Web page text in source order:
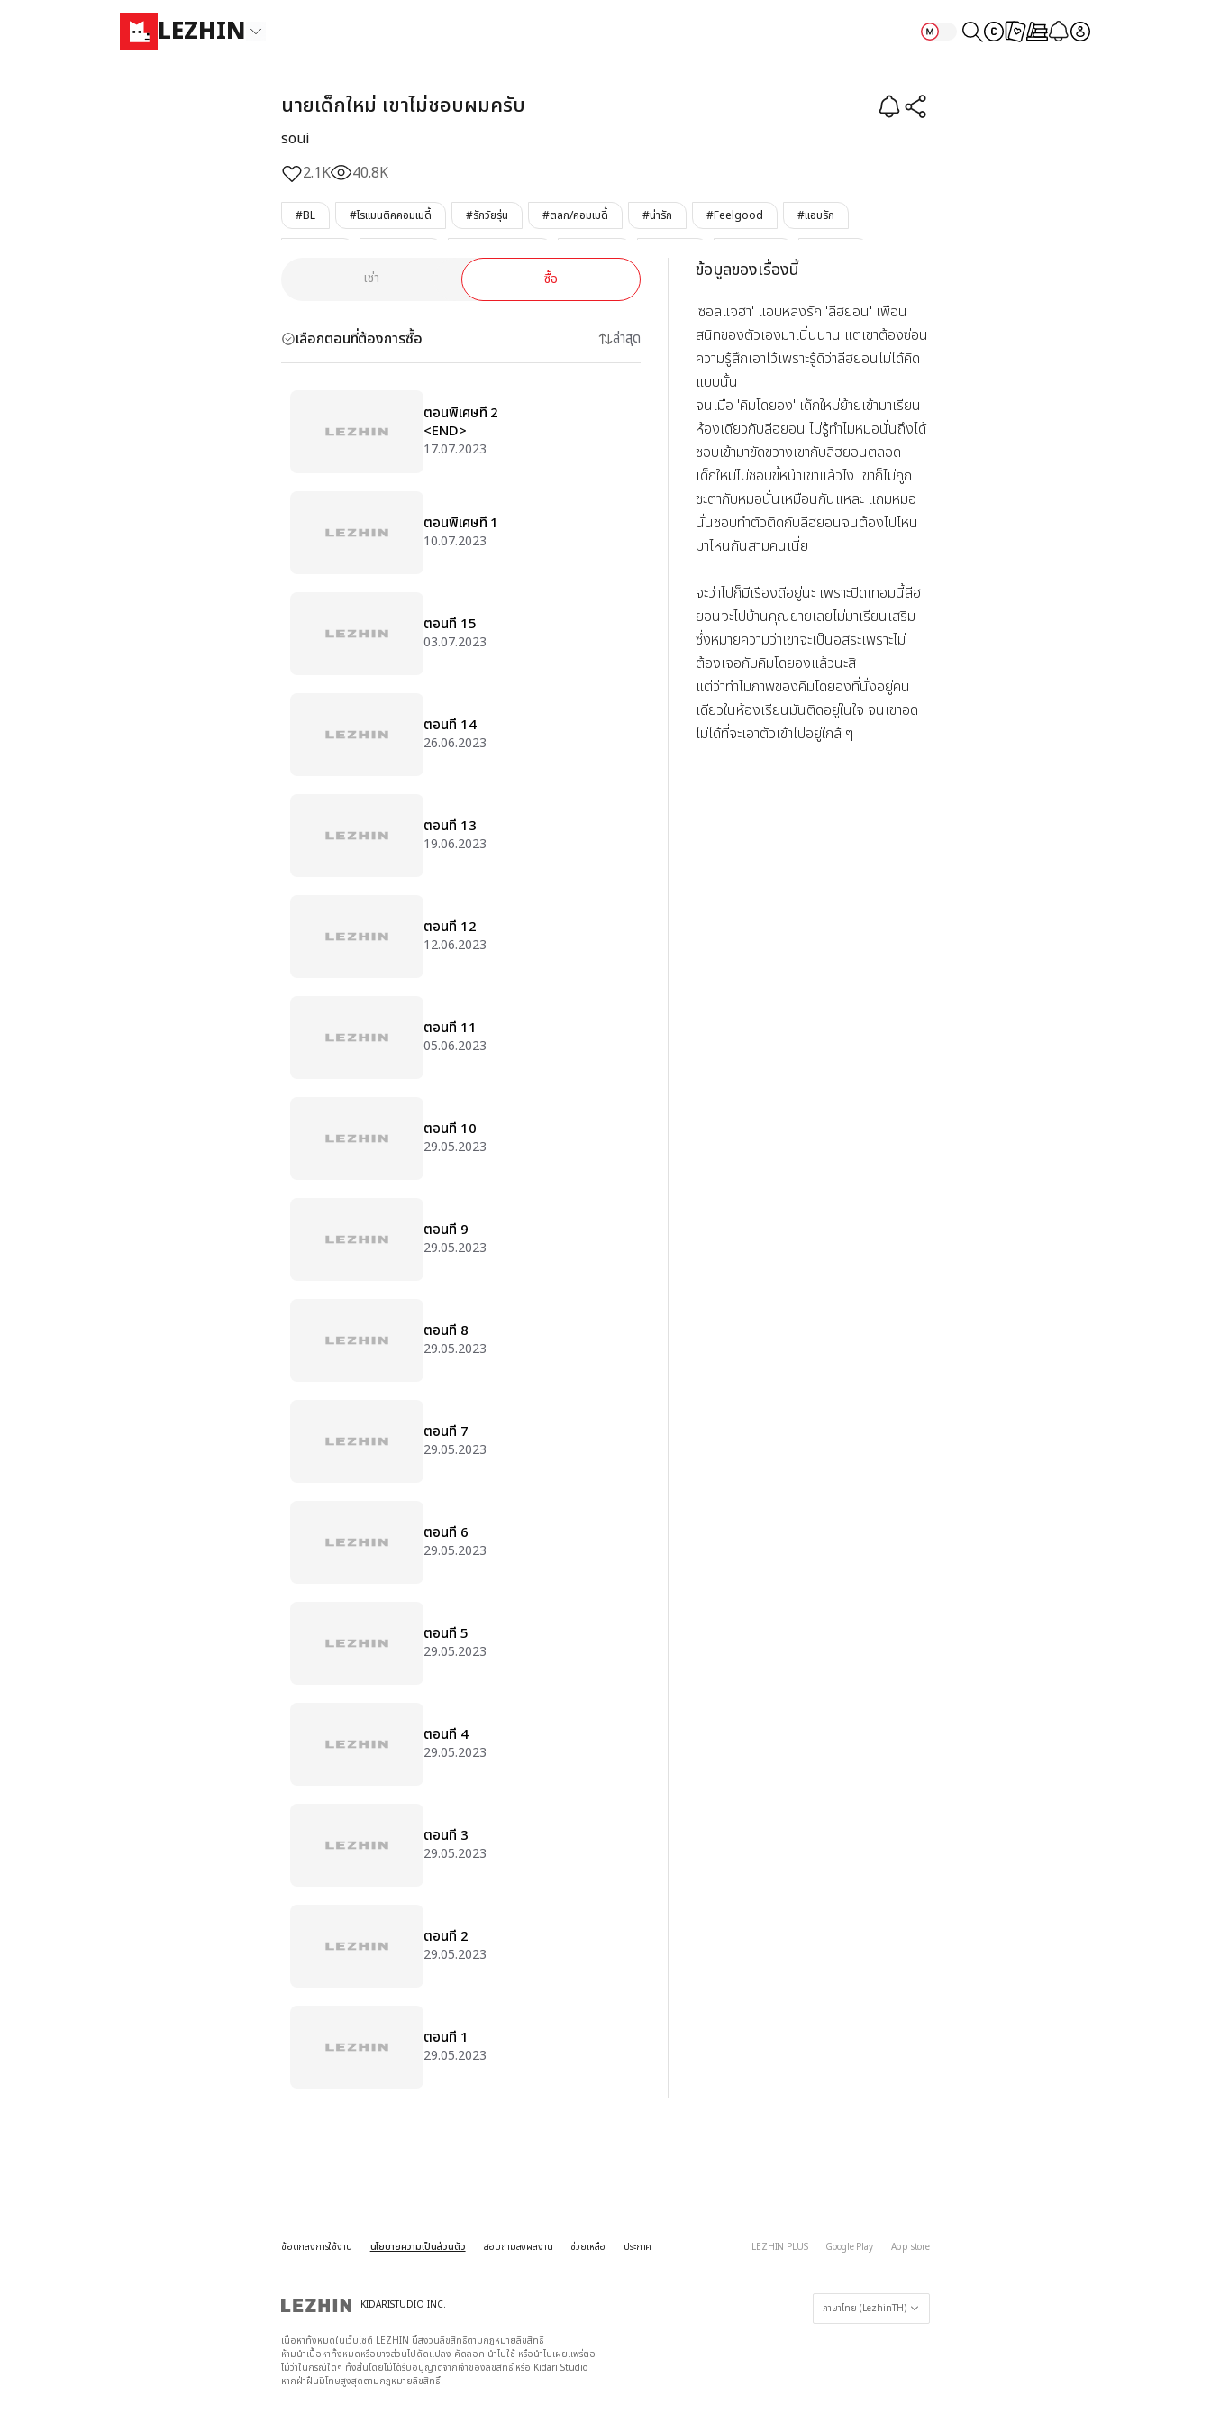
นายเด็กใหม่ เขาไม่ชอบผมครับ
LEZHIN
นายเด็กใหม่ เขาไม่ชอบผมครับ
soui
2.1K
40.8K
#BL #โรแมนติคคอมเมดี้ #รักวัยรุ่น #ตลก/คอมเมดี้ #น่ารัก #Feelgood #แอบรัก
#เคะคนซึน #เคะคนตรง #โรงเรียน #OnlyLEZHIN
เช่า ซื้อ
เลือกตอนที่ต้องการซื้อ ล่าสุด
ตอนพิเศษที่ 2
<END>
17.07.2023
ตอนพิเศษที่ 1
10.07.2023
ตอนที่ 15
03.07.2023
ตอนที่ 14
26.06.2023
ตอนที่ 13
19.06.2023
ตอนที่ 12
12.06.2023
ตอนที่ 11
05.06.2023
ตอนที่ 10
29.05.2023
ตอนที่ 9
29.05.2023
ตอนที่ 8
29.05.2023
ตอนที่ 7
29.05.2023
ตอนที่ 6
29.05.2023
ตอนที่ 5
29.05.2023
ตอนที่ 4
29.05.2023
ตอนที่ 3
29.05.2023
ตอนที่ 2
29.05.2023
ตอนที่ 1
29.05.2023
ข้อมูลของเรื่องนี้
'ซอลแจฮา' แอบหลงรัก 'ลีฮยอน' เพื่อน
สนิทของตัวเองมาเนิ่นนาน แต่เขาต้องซ่อน
ความรู้สึกเอาไว้เพราะรู้ดีว่าลีฮยอนไม่ได้คิด
แบบนั้น
จนเมื่อ 'คิมโดยอง' เด็กใหม่ย้ายเข้ามาเรียน
ห้องเดียวกับลีฮยอน ไม่รู้ทำไมหมอนั่นถึงได้
ชอบเข้ามาขัดขวางเขากับลีฮยอนตลอด
เด็กใหม่ไม่ชอบขี้หน้าเขาแล้วไง เขาก็ไม่ถูก
ชะตากับหมอนั่นเหมือนกันแหละ แถมหมอ
นั่นชอบทำตัวติดกับลีฮยอนจนต้องไปไหน
มาไหนกันสามคนเนี่ย
จะว่าไปก็มีเรื่องดีอยู่นะ เพราะปิดเทอมนี้ลีฮ
ยอนจะไปบ้านคุณยายเลยไม่มาเรียนเสริม
ซึ่งหมายความว่าเขาจะเป็นอิสระเพราะไม่
ต้องเจอกับคิมโดยองแล้วน่ะสิ
แต่ว่าทำไมภาพของคิมโดยองที่นั่งอยู่คน
เดียวในห้องเรียนมันติดอยู่ในใจ จนเขาอด
ไม่ได้ที่จะเอาตัวเข้าไปอยู่ใกล้ ๆ
ข้อตกลงการใช้งาน นโยบายความเป็นส่วนตัว สอบถามลงผลงาน ช่วยเหลือ ประกาศ LEZHIN PLUS Google Play App store
ภาษาไทย (LezhinTH)
KIDARISTUDIO INC.
เนื้อหาทั้งหมดในเว็บไซต์ LEZHIN นี้สงวนลิขสิทธิ์ตามกฎหมายลิขสิทธิ์
ห้ามนำเนื้อหาทั้งหมดหรือบางส่วนไปดัดแปลง คัดลอก นำไปใช้ หรือนำไปเผยแพร่ต่อ
ไม่ว่าในกรณีใดๆ ทั้งสิ้นโดยไม่ได้รับอนุญาติจากเจ้าของลิขสิทธิ์ หรือ Kidari Studio
หากฝ่าฝืนมีโทษสูงสุดตามกฎหมายลิขสิทธิ์